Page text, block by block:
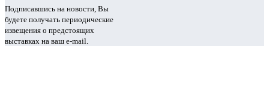
Подписавшись на новости, Вы
будете получать периодические
извещения о предстоящих
выставках на ваш e-mail.